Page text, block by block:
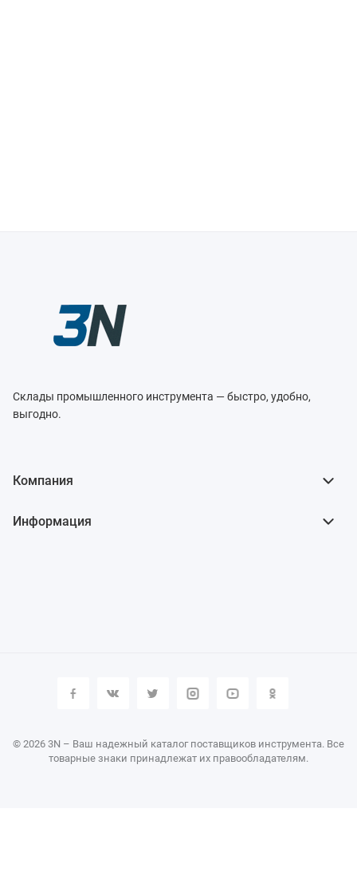
Склады промышленного инструмента — быстро, удобно,
выгодно.
Компания
Информация
© 2026 3N – Ваш надежный каталог поставщиков инструмента. Все
товарные знаки принадлежат их правообладателям.